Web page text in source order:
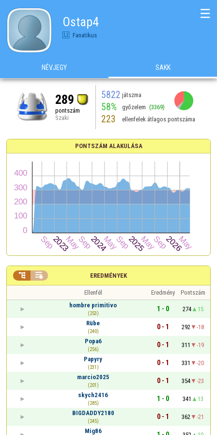
Ostap4
Fanatikus
☰
NÉVJEGY SAKK
289
pontszám
Szaki
5822 játszma
58% győzelem (3369)
223 ellenfelek átlagos pontszáma
PONTSZÁM ALAKULÁSA
EREDMÉNYEK
 
Ellenfél Eredmény
Pontszám
hombre primitivo
(253)
1 - 0 274
15
Rübe
(240)
0 - 1 292
-18
Popa6
(256)
0 - 1 311
-19
Papyry
(231)
0 - 1 331
-20
marcio2025
(201)
0 - 1 354
-23
skych2416
(285)
1 - 0 341
13
BIGDADDY2180
(245)
0 - 1 362
-21
Mig86